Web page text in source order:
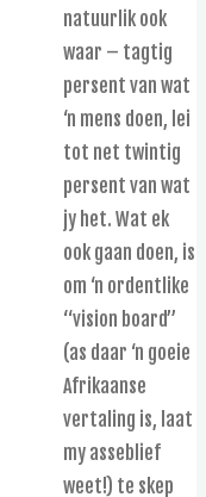
natuurlik ook
waar – tagtig
persent van wat
‘n mens doen, lei
tot net twintig
persent van wat
jy het. Wat ek
ook gaan doen, is
om ‘n ordentlike
“vision board”
(as daar ‘n goeie
Afrikaanse
vertaling is, laat
my asseblief
weet!) te skep